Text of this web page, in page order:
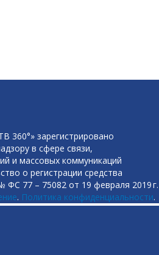
360°» зарегистрировано
в сфере связи,
и массовых коммуникаций
о регистрации средства
77 – 75082 от 19 февраля 2019 г.
. Политика конфиденциальности.